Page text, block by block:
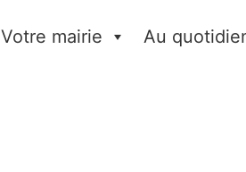
Votre mairie Au